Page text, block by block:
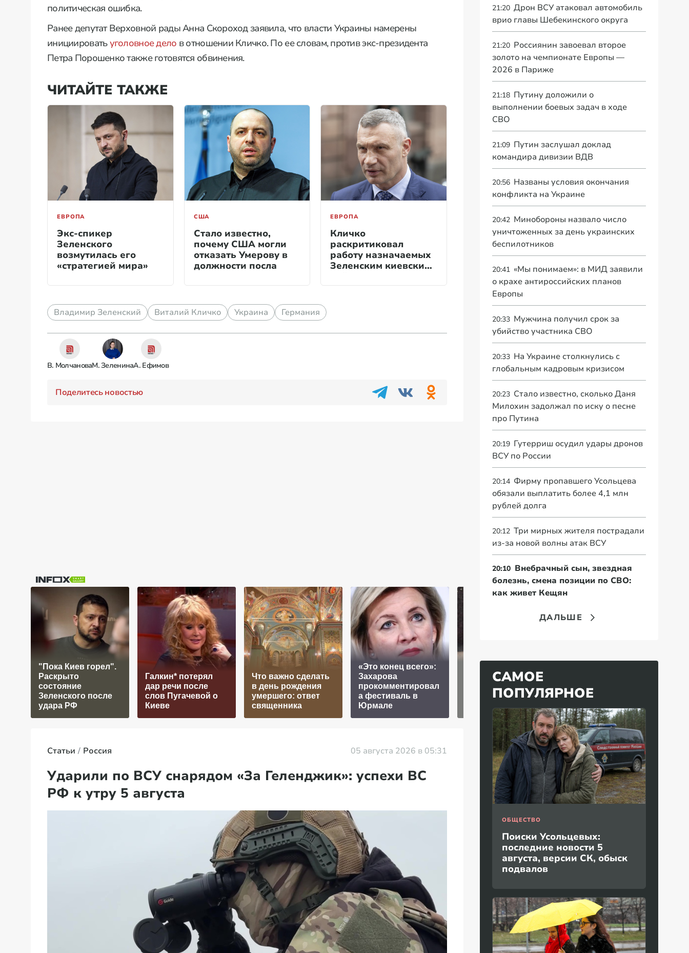
политическая ошибка.
Ранее депутат Верховной рады Анна Скороход заявила, что власти Украины намерены
инициироватьуголовное дело в отношении Кличко. По ее словам, против экс-президента
Петра Порошенко также готовятся обвинения.
ЧИТАЙТЕ ТАКЖЕ
ЕВРОПА
Экс-спикер
Зеленского
возмутилась его
«стратегией мира»
США
Стало известно,
почему США могли
отказать Умерову в
должности посла
ЕВРОПА
Кличко
раскритиковал
работу назначаемых
Зеленским киевских
Владимир Зеленский Виталий Кличко Украина Германия
В. МолчановаМ. ЗеленинаА. Ефимов
Поделитесь новостью
"Пока Киев горел".
Раскрыто
состояние
Зеленского после
удара РФ
Галкин* потерял
дар речи после
слов Пугачевой о
Киеве
Что важно сделать
в день рождения
умершего: ответ
священника
«Это конец всего»:
Захарова
прокомментировал
а фестиваль в
Юрмале
—1971 года
рождения
рассказали о новой
США сделали
тревожное
Статьи Россия 05 августа 2026 в 05:31
Ударили по ВСУ снарядом «За Геленджик»: успехи ВС
РФ к утру 5 августа
21:20 Дрон ВСУ атаковал автомобиль
врио главы Шебекинского округа
21:20 Россиянин завоевал второе
золото на чемпионате Европы —
2026 в Париже
21:18 Путину доложили о
выполнении боевых задач в ходе
СВО
21:09 Путин заслушал доклад
командира дивизии ВДВ
20:56 Названы условия окончания
конфликта на Украине
20:42 Минобороны назвало число
уничтоженных за день украинских
беспилотников
20:41 «Мы понимаем»: в МИД заявили
о крахе антироссийских планов
Европы
20:33 Мужчина получил срок за
убийство участника СВО
20:33 На Украине столкнулись с
глобальным кадровым кризисом
20:23 Стало известно, сколько Даня
Милохин задолжал по иску о песне
про Путина
20:19 Гутерриш осудил удары дронов
ВСУ по России
20:14 Фирму пропавшего Усольцева
обязали выплатить более 4,1 млн
рублей долга
20:12 Три мирных жителя пострадали
из-за новой волны атак ВСУ
20:10 Внебрачный сын, звездная
болезнь, смена позиции по СВО:
как живет Кещян
ДАЛЬШЕ
САМОЕ
ПОПУЛЯРНОЕ
ОБЩЕСТВО
Поиски Усольцевых:
последние новости 5
августа, версии СК, обыск
подвалов